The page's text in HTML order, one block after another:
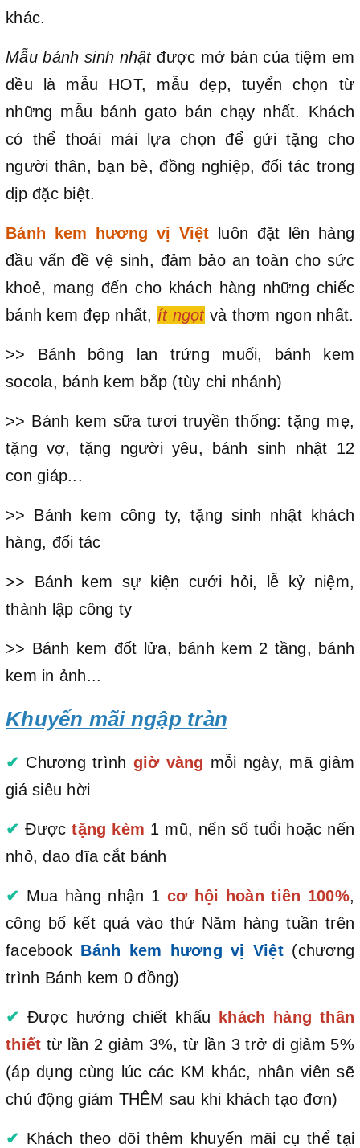
khác.
Mẫu bánh sinh nhậtđược mở bán của tiệm em
đều là mẫu HOT, mẫu đẹp, tuyển chọn từ
những mẫu bánh gato bán chạy nhất. Khách
có thể thoải mái lựa chọn để gửi tặng cho
người thân, bạn bè, đồng nghiệp, đối tác trong
dịp đặc biệt.
Bánh kem hương vị Việt luôn đặt lên hàng
đầu vấn đề vệ sinh, đảm bảo an toàn cho sức
khoẻ, mang đến cho khách hàng những chiếc
bánh kem đẹp nhất, ít ngọt và thơm ngon nhất.
>> Bánh bông lan trứng muối, bánh kem
socola, bánh kem bắp (tùy chi nhánh)
>> Bánh kem sữa tươi truyền thống: tặng mẹ,
tặng vợ, tặng người yêu, bánh sinh nhật 12
con giáp...
>> Bánh kem công ty, tặng sinh nhật khách
hàng, đối tác
>> Bánh kem sự kiện cưới hỏi, lễ kỷ niệm,
thành lập công ty
>> Bánh kem đốt lửa, bánh kem 2 tầng, bánh
kem in ảnh...
Khuyến mãi ngập tràn
✔ Chương trình giờ vàng mỗi ngày, mã giảm
giá siêu hời
✔ Được tặng kèm 1 mũ, nến số tuổi hoặc nến
nhỏ, dao đĩa cắt bánh
✔ Mua hàng nhận 1 cơ hội hoàn tiền 100%,
công bố kết quả vào thứ Năm hàng tuần trên
facebook Bánh kem hương vị Việt(chương
trình Bánh kem 0 đồng)
✔ Được hưởng chiết khấu khách hàng thân
thiết từ lần 2 giảm 3%, từ lần 3 trở đi giảm 5%
(áp dụng cùng lúc các KM khác, nhân viên sẽ
chủ động giảm THÊM sau khi khách tạo đơn)
✔ Khách theo dõi thêm khuyến mãi cụ thể tại